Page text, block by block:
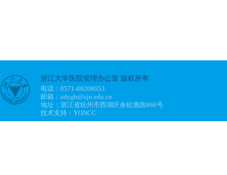
浙江大学医院管理办公室 版权所有
电话：0571-88208053
邮箱：zdygb@zju.edu.cn
地址：浙江省杭州市西湖区余杭塘路866号
技术支持：YONCC